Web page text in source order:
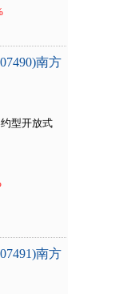
南方
型开放式
南方